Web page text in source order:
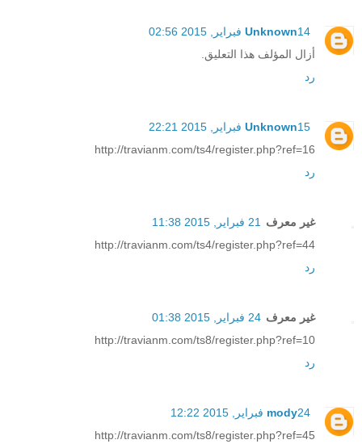
Unknown14 فبراير, 2015 02:56
أزال المؤلف هذا التعليق.
رد
Unknown15 فبراير, 2015 22:21
http://travianm.com/ts4/register.php?ref=16
رد
غير معرف
21 فبراير, 2015 11:38
http://travianm.com/ts4/register.php?ref=44
رد
غير معرف 24 فبراير, 2015 01:38
http://travianm.com/ts8/register.php?ref=10
رد
mody24 فبراير, 2015 12:22
http://travianm.com/ts8/register.php?ref=45